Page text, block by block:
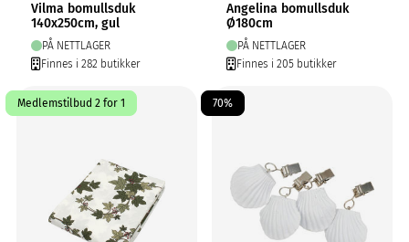
Vilma bomullsduk
140x250cm, gul
PÅ NETTLAGER
Finnes i 282 butikker
Angelina bomullsduk
Ø180cm
PÅ NETTLAGER
Finnes i 205 butikker
Medlemstilbud 2 for 1 70%